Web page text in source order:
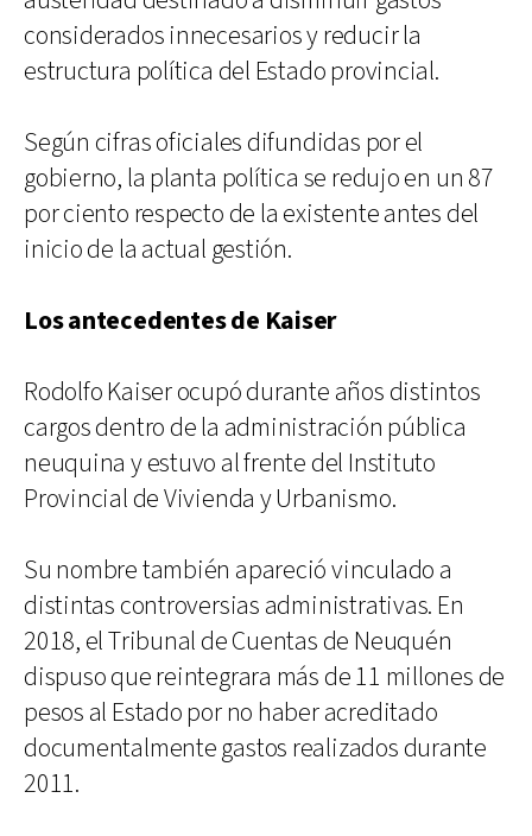
considerados innecesarios y reducir la
estructura política del Estado provincial.
Según cifras oficiales difundidas por el
gobierno, la planta política se redujo en un 87
por ciento respecto de la existente antes del
inicio de la actual gestión.
Los antecedentes de Kaiser
Rodolfo Kaiser ocupó durante años distintos
cargos dentro de la administración pública
neuquina y estuvo al frente del Instituto
Provincial de Vivienda y Urbanismo.
Su nombre también apareció vinculado a
distintas controversias administrativas. En
2018, el Tribunal de Cuentas de Neuquén
dispuso que reintegrara más de 11 millones de
pesos al Estado por no haber acreditado
documentalmente gastos realizados durante
2011.